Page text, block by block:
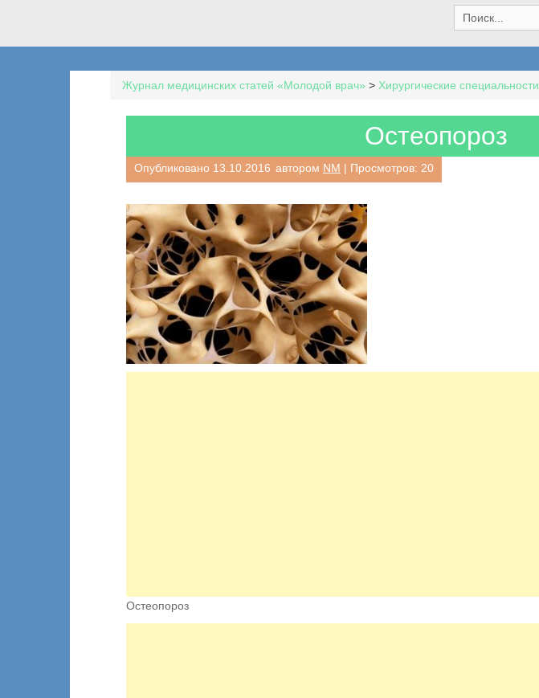
e
a
h
r
:
Журнал медицинских статей «Молодой врач» > Хирургические специальности
Остеопороз
Опубликовано 13.10.2016 автором NM | Просмотров: 20
Остеопороз